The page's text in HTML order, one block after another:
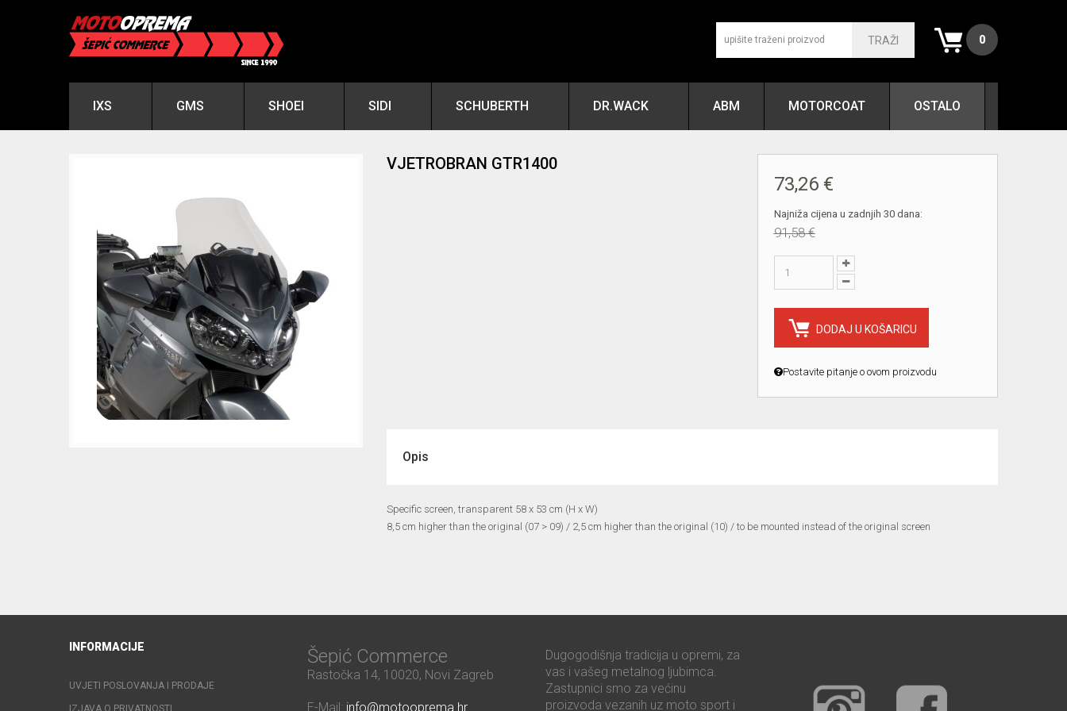
0
TRAŽI
IXS GMS SHOEI SIDI SCHUBERTH DR.WACK ABM MOTORCOAT OSTALO
VJETROBRAN GTR1400
73,26 €
Najniža cijena u zadnjih 30 dana:
91,58 €
DODAJ U KOŠARICU
Postavite pitanje o ovom proizvodu
Opis
Specific screen, transparent 58 x 53 cm (H x W)
8,5 cm higher than the original (07 > 09) / 2,5 cm higher than the original (10) / to be mounted instead of the original screen
INFORMACIJE
UVJETI POSLOVANJA I PRODAJE
IZJAVA O PRIVATNOSTI
Šepić Commerce
Rastočka 14, 10020, Novi Zagreb
E-Mail: info@motooprema.hr
Dugogodišnja tradicija u opremi, za
vas i vašeg metalnog ljubimca.
Zastupnici smo za većinu
proizvoda vezanih uz moto sport i